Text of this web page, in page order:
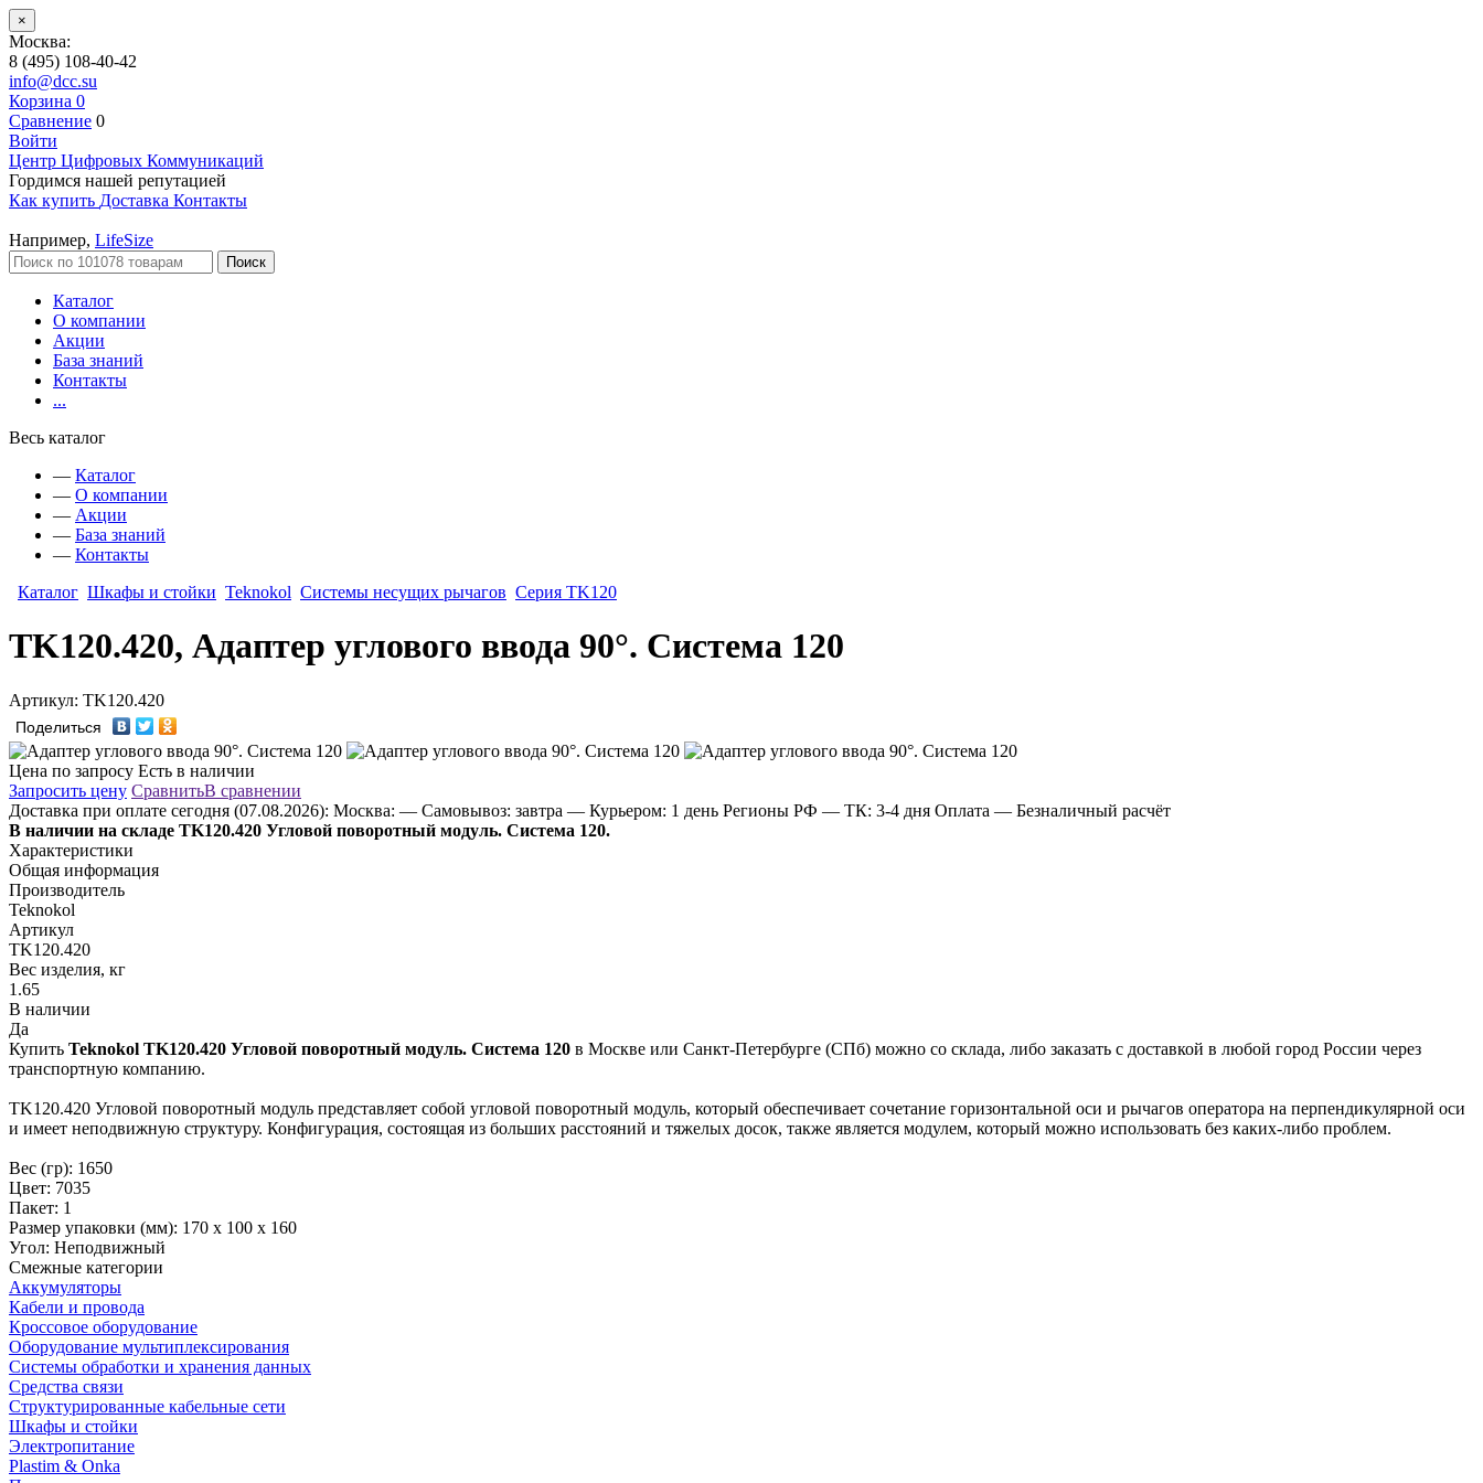
×
Москва:
8 (495) 108-40-42
info@dcc.su
Корзина 0
Сравнение 0
Войти
Центр Цифровых Коммуникаций
Гордимся нашей репутацией
Как купить Доставка Контакты
Например, LifeSize
Поиск
Каталог
О компании
Акции
База знаний
Контакты
...
Весь каталог
— Каталог
— О компании
— Акции
— База знаний
— Контакты
Каталог Шкафы и стойки Teknokol Системы несущих рычагов Серия TK120
TK120.420, Адаптер углового ввода 90°. Система 120
Артикул: TK120.420
Поделиться
Цена по запросу Есть в наличии
Запросить цену СравнитьВ сравнении
Доставка при оплате сегодня (07.08.2026): Москва: — Самовывоз: завтра — Курьером: 1 день Регионы РФ — ТК: 3-4 дня Оплата — Безналичный расчёт
В наличии на складе TK120.420 Угловой поворотный модуль. Система 120.
Характеристики
Общая информация
Производитель
Teknokol
Артикул
TK120.420
Вес изделия, кг
1.65
В наличии
Да
Купить Teknokol TK120.420 Угловой поворотный модуль. Система 120 в Москве или Санкт-Петербурге (СПб) можно со склада, либо заказать с доставкой в любой город России через
транспортную компанию.
TK120.420 Угловой поворотный модуль представляет собой угловой поворотный модуль, который обеспечивает сочетание горизонтальной оси и рычагов оператора на перпендикулярной оси
и имеет неподвижную структуру. Конфигурация, состоящая из больших расстояний и тяжелых досок, также является модулем, который можно использовать без каких-либо проблем.
Вес (гр): 1650
Цвет: 7035
Пакет: 1
Размер упаковки (мм): 170 х 100 х 160
Угол: Неподвижный
Смежные категории
Аккумуляторы
Кабели и провода
Кроссовое оборудование
Оборудование мультиплексирования
Системы обработки и хранения данных
Средства связи
Структурированные кабельные сети
Шкафы и стойки
Электропитание
Plastim & Onka